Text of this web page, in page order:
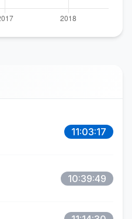
11:03:17
10:39:49